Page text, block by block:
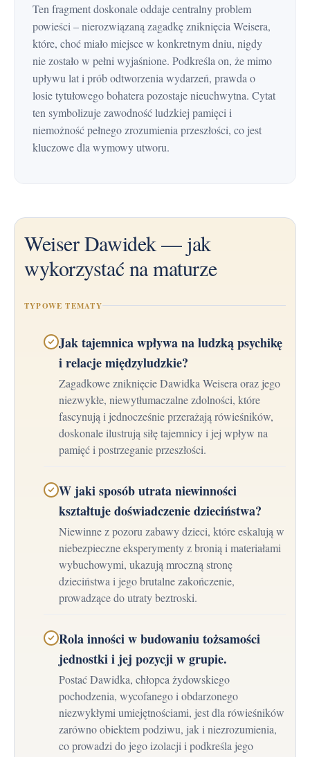
Ten fragment doskonale oddaje centralny problem
powieści – nierozwiązaną zagadkę zniknięcia Weisera,
które, choć miało miejsce w konkretnym dniu, nigdy
nie zostało w pełni wyjaśnione. Podkreśla on, że mimo
upływu lat i prób odtworzenia wydarzeń, prawda o
losie tytułowego bohatera pozostaje nieuchwytna. Cytat
ten symbolizuje zawodność ludzkiej pamięci i
niemożność pełnego zrozumienia przeszłości, co jest
kluczowe dla wymowy utworu.
Weiser Dawidek — jak
wykorzystać na maturze
TYPOWE TEMATY
Jak tajemnica wpływa na ludzką psychikę
i relacje międzyludzkie?
Zagadkowe zniknięcie Dawidka Weisera oraz jego
niezwykłe, niewytłumaczalne zdolności, które
fascynują i jednocześnie przerażają rówieśników,
doskonale ilustrują siłę tajemnicy i jej wpływ na
pamięć i postrzeganie przeszłości.
W jaki sposób utrata niewinności
kształtuje doświadczenie dzieciństwa?
Niewinne z pozoru zabawy dzieci, które eskalują w
niebezpieczne eksperymenty z bronią i materiałami
wybuchowymi, ukazują mroczną stronę
dzieciństwa i jego brutalne zakończenie,
prowadzące do utraty beztroski.
Rola inności w budowaniu tożsamości
jednostki i jej pozycji w grupie.
Postać Dawidka, chłopca żydowskiego
pochodzenia, wycofanego i obdarzonego
niezwykłymi umiejętnościami, jest dla rówieśników
zarówno obiektem podziwu, jak i niezrozumienia,
co prowadzi do jego izolacji i podkreśla jego